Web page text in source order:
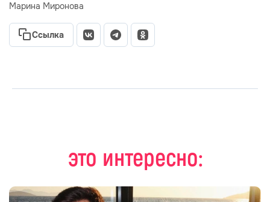
Марина Миронова
Ссылка
это интересно: